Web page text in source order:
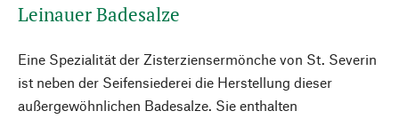
Leinauer Badesalze
Eine Spezialität der Zisterziensermönche von St. Severin
ist neben der Seifensiederei die Herstellung dieser
außergewöhnlichen Badesalze. Sie enthalten